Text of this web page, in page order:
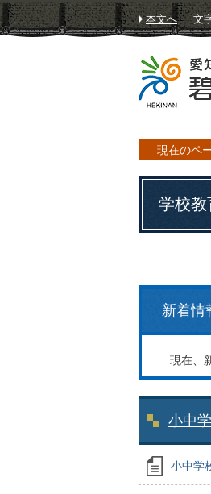
本文へ 文
現在のペ
学校教
新着情
現在、
小中
小中学